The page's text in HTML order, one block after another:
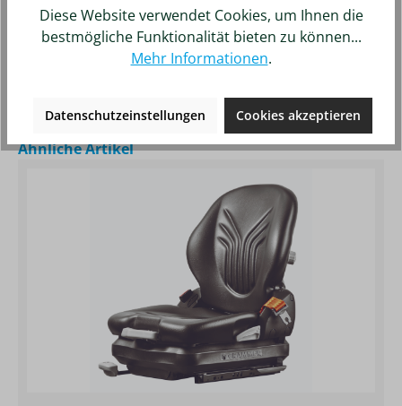
Artikelnummer:1023155
82,11 €*
Produktgalerie überspringen
Ähnliche Artikel
Diese Website verwendet Cookies, um Ihnen die
bestmögliche Funktionalität bieten zu können...
Mehr Informationen.
Datenschutzeinstellungen Cookies akzeptieren